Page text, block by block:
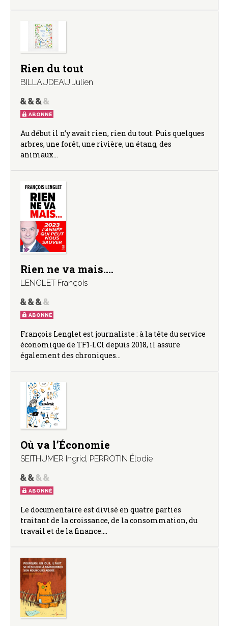
Rien du tout
BILLAUDEAU Julien
ABONNÉ
Au début il n’y avait rien, rien du tout. Puis quelques
arbres, une forêt, une rivière, un étang, des
animaux…
Rien ne va mais….
LENGLET François
ABONNÉ
François Lenglet est journaliste : à la tête du service
économique de TF1-LCI depuis 2018, il assure
également des chroniques…
Où va l’Économie
SEITHUMER Ingrid, PERROTIN Élodie
ABONNÉ
Le documentaire est divisé en quatre parties
traitant de la croissance, de la consommation, du
travail et de la finance.…